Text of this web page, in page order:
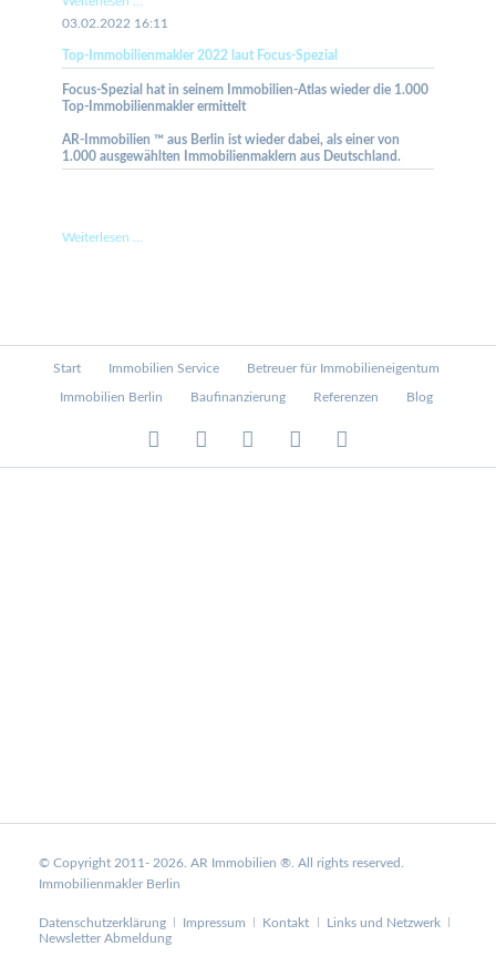
Immobilienmakler
laut
Focus-
Business
03.02.2022 16:11
Top-Immobilienmakler 2022 laut Focus-Spezial
Focus-Spezial hat in seinem Immobilien-Atlas wieder die 1.000
Top-Immobilienmakler ermittelt
AR-Immobilien ™ aus Berlin ist wieder dabei, als einer von
1.000 ausgewählten Immobilienmaklern aus Deutschland.
Weiterlesen …
überspringen
Start Immobilien Service Betreuer für Immobilieneigentum
Immobilien Berlin Baufinanzierung Referenzen Blog
© Copyright 2011- 2026. AR Immobilien ®. All rights reserved.
Immobilienmakler Berlin
Navigation
überspringen
Datenschutzerklärung Impressum Kontakt
Links und Netzwerk
Newsletter Abmeldung